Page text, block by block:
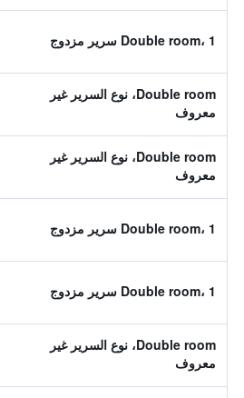
Double room، 1 سرير مزدوج
Double room، نوع السرير غير
معروف
Double room، نوع السرير غير
معروف
Double room، 1 سرير مزدوج
Double room، 1 سرير مزدوج
Double room، نوع السرير غير
معروف